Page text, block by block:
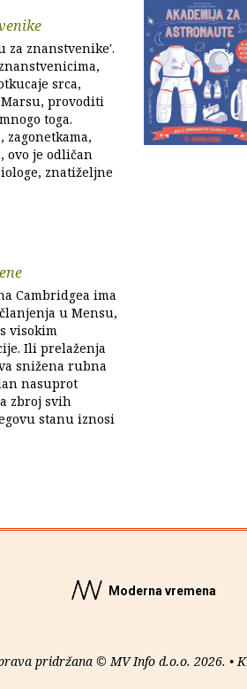
za znanstvenike'.
srca,
provoditi
toga.
ovo je odličan
znatiželjne
Cambridgea ima
u Mensu,
visokim
Ili prelaženja
snižena rubna
nasuprot
zbroj svih
stanu iznosi
Moderna vremena
pridržana © MV Info d.o.o. 2026. •